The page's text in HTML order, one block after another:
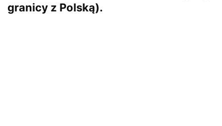
granicy z Polską).